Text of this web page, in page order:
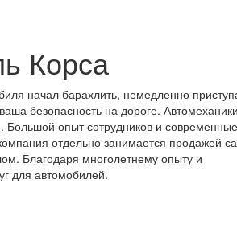
Корса
начал барахлить, немедленно
безопасность на дороге. Автомеханики
Большой опыт сотрудников и современные
отдельно занимается продажей
Благодаря многолетнему опыту и
для автомобилей.